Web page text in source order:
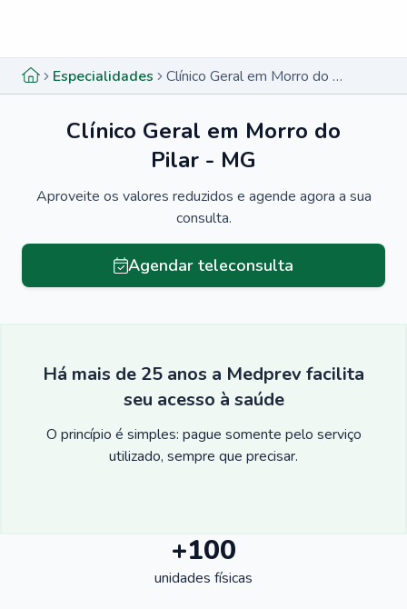
Especialidades Clínico Geral em Morro do Pilar - MG
Clínico Geral em Morro do
Pilar - MG
Aproveite os valores reduzidos e agende agora a sua
consulta.
Agendar teleconsulta
Há mais de 25 anos a Medprev facilita
seu acesso à saúde
O princípio é simples: pague somente pelo serviço
utilizado, sempre que precisar.
+100
unidades físicas